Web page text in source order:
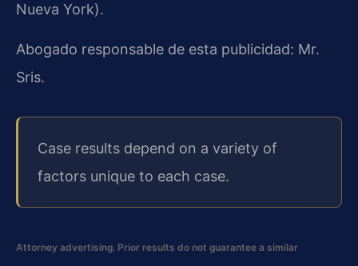
Nueva York).
Abogado responsable de esta publicidad: Mr.
Sris.
Case results depend on a variety of
factors unique to each case.
Attorney advertising. Prior results do not guarantee a similar